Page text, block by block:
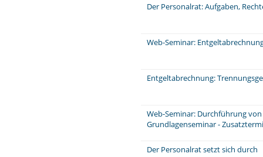
Der Personalrat: Aufgaben,
Web-Seminar:
Entgeltabrechnung:
Web-Seminar: Durchführung
Grundlagenseminar -
Der Personalrat setzt sich durch